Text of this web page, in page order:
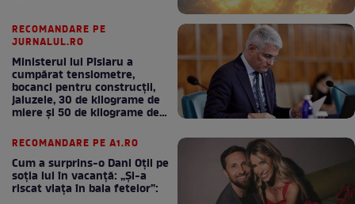
RECOMANDARE PE
JURNALUL.RO
Ministerul lui Pîslaru a
cumpărat tensiometre,
bocanci pentru construcții,
jaluzele, 30 de kilograme de
miere și 50 de kilograme de
RECOMANDARE PE A1.RO
Cum a surprins-o Dani Oțil pe
soția lui în vacanță: „Și-a
riscat viața în baia fetelor”: